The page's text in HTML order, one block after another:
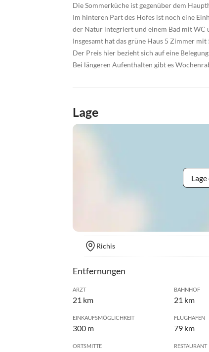
Die Sommerküche ist gegenüber dem
Im hinteren Part des Hofes ist noch eine
der Natur integriert und einem Bad mit WC
Insgesamt hat das grüne Haus 5 Zimmer
Der Preis hier bezieht sich auf eine
Bei längeren Aufenthalten gibt es
Lage
Richis
Entfernungen
ARZT
21 km
BAHNHOF
21 km
EINKAUFSMÖGLICHKEIT
300 m
FLUGHAFEN
79 km
ORTSMITTE RESTAURANT